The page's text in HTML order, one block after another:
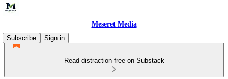
Meseret Media
Subscribe
Sign in
Read distraction-free on Substack